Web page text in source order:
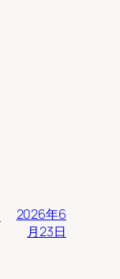
2026年6
月23日